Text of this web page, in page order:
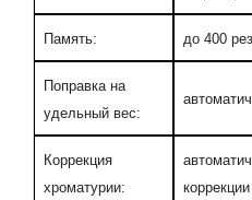
Память: до 400
Поправка на
удельный вес:
Коррекция
хроматурии: